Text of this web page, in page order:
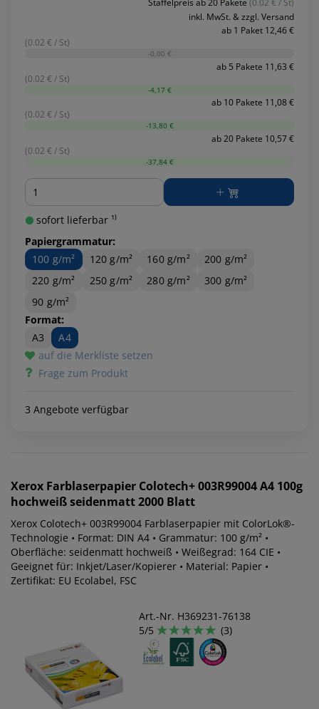
Staffelpreis ab 20 Pakete (0.02 € / St)
inkl. MwSt. & zzgl. Versand
ab 1 Paket 12,46 €
(0.02 € / St)
-0,00 €
ab 5 Pakete 11,63 €
(0.02 € / St)
-4,17 €
ab 10 Pakete 11,08 €
(0.02 € / St)
-13,80 €
ab 20 Pakete 10,57 €
(0.02 € / St)
-37,84 €
Menge
sofort lieferbar ¹⁾
Papiergrammatur:
100 g/m²
120 g/m² 160 g/m²
200 g/m²
220 g/m²
250 g/m² 280 g/m²
300 g/m²
90 g/m²
Format:
A3
A4
auf die Merkliste setzen
Frage zum Produkt
3 Angebote verfügbar
Xerox Farblaserpapier Colotech+ 003R99004 A4 100g
hochweiß seidenmatt 2000 Blatt
Xerox Colotech+ 003R99004 Farblaserpapier mit ColorLok®-
Technologie • Format: DIN A4 • Grammatur: 100 g/m² •
Oberfläche: seidenmatt hochweiß • Weißegrad: 164 CIE •
Geeignet für: Inkjet/Laser/Kopierer • Material: Papier •
Zertifikat: EU Ecolabel, FSC
Art.-Nr. H369231-76138
5/5
(3)